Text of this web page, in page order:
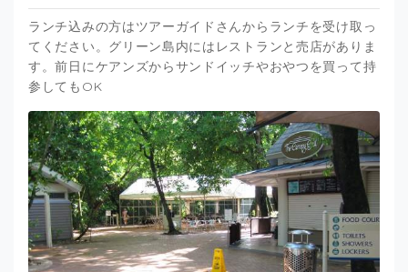
ランチ込みの方はツアーガイドさんからランチを受け取っ
てください。グリーン島内にはレストランと売店がありま
す。前日にケアンズからサンドイッチやおやつを買って持
参してもOK